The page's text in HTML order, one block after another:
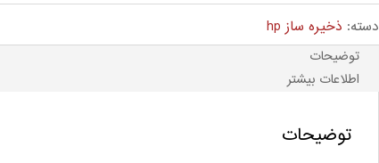
دسته: ذخیره ساز hp
توضیحات
اطلاعات بیشتر
توضیحات